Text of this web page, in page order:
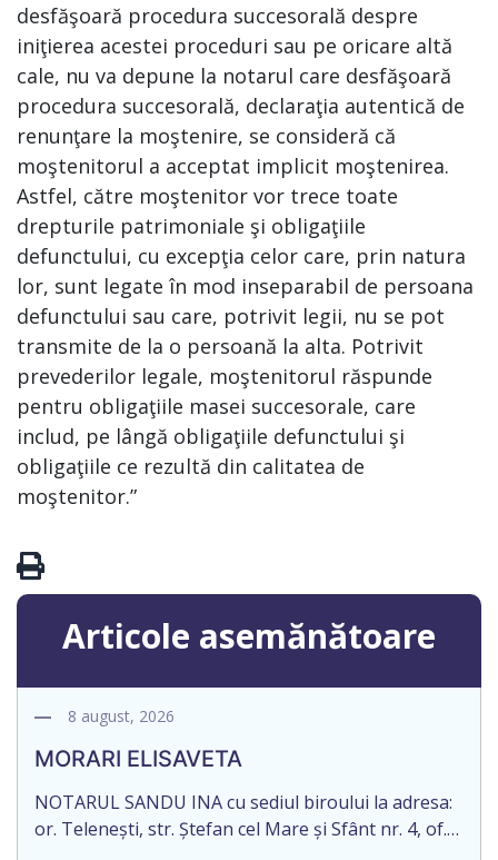
desfăşoară procedura succesorală despre
iniţierea acestei proceduri sau pe oricare altă
cale, nu va depune la notarul care desfăşoară
procedura succesorală, declaraţia autentică de
renunţare la moştenire, se consideră că
moştenitorul a acceptat implicit moştenirea.
Astfel, către moştenitor vor trece toate
drepturile patrimoniale şi obligaţiile
defunctului, cu excepţia celor care, prin natura
lor, sunt legate în mod inseparabil de persoana
defunctului sau care, potrivit legii, nu se pot
transmite de la o persoană la alta. Potrivit
prevederilor legale, moştenitorul răspunde
pentru obligaţiile masei succesorale, care
includ, pe lângă obligaţiile defunctului şi
obligaţiile ce rezultă din calitatea de
moştenitor.”
Articole asemănătoare
8 august, 2026
MORARI ELISAVETA
NOTARUL SANDU INA cu sediul biroului la adresa:
or. Telenești, str. Ștefan cel Mare și Sfânt nr. 4, of.